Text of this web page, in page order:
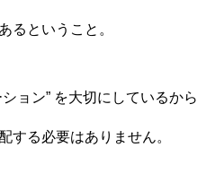
るということ。
ョン” を大切にしているから
る必要はありません。